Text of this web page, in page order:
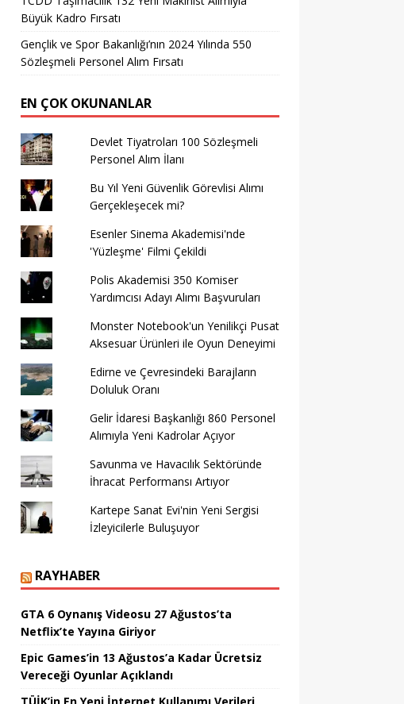
Büyük Kadro Fırsatı
Gençlik ve Spor Bakanlığı’nın 2024 Yılında 550
Sözleşmeli Personel Alım Fırsatı
EN ÇOK OKUNANLAR
Devlet Tiyatroları 100 Sözleşmeli
Personel Alım İlanı
Bu Yıl Yeni Güvenlik Görevlisi Alımı
Gerçekleşecek mi?
Esenler Sinema Akademisi'nde
'Yüzleşme' Filmi Çekildi
Polis Akademisi 350 Komiser
Yardımcısı Adayı Alımı Başvuruları
Monster Notebook'un Yenilikçi Pusat
Aksesuar Ürünleri ile Oyun Deneyimi
Edirne ve Çevresindeki Barajların
Doluluk Oranı
Gelir İdaresi Başkanlığı 860 Personel
Alımıyla Yeni Kadrolar Açıyor
Savunma ve Havacılık Sektöründe
İhracat Performansı Artıyor
Kartepe Sanat Evi'nin Yeni Sergisi
İzleyicilerle Buluşuyor
RAYHABER
GTA 6 Oynanış Videosu 27 Ağustos’ta
Netflix’te Yayına Giriyor
Epic Games’in 13 Ağustos’a Kadar Ücretsiz
Vereceği Oyunlar Açıklandı